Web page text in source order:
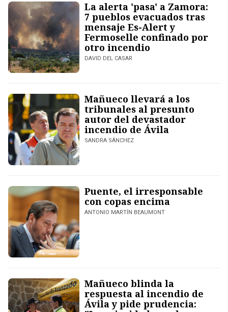
La alerta 'pasa' a Zamora:
7 pueblos evacuados tras
mensaje Es-Alert y
Fermoselle confinado por
otro incendio
DAVID DEL CASAR
Mañueco llevará a los
tribunales al presunto
autor del devastador
incendio de Ávila
SANDRA SÁNCHEZ
Puente, el irresponsable
con copas encima
ANTONIO MARTÍN BEAUMONT
Mañueco blinda la
respuesta al incendio de
Ávila y pide prudencia: